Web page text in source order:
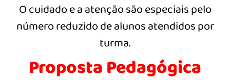
O cuidado e a atenção são especiais pelo
número reduzido de alunos atendidos por
turma.
Proposta Pedagógica